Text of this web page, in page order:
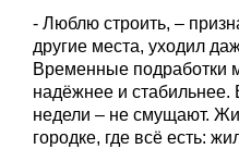
- Люблю строить, –
другие места, уходил
Временные подработки
надёжнее и стабильнее.
недели – не смущают.
городке, где всё есть: